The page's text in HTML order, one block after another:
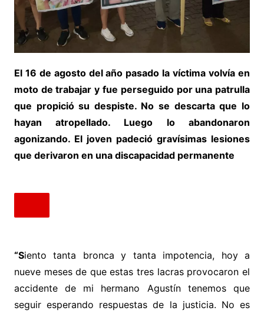
El 16 de agosto del año pasado la víctima volvía en
moto de trabajar y fue perseguido por una patrulla
que propició su despiste. No se descarta que lo
hayan atropellado. Luego lo abandonaron
agonizando. El joven padeció gravísimas lesiones
que derivaron en una discapacidad permanente
“Siento tanta bronca y tanta impotencia, hoy a
nueve meses de que estas tres lacras provocaron el
accidente de mi hermano Agustín tenemos que
seguir esperando respuestas de la justicia. No es